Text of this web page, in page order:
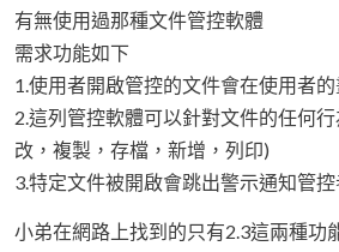
有無使用過那種文件管控軟體
需求功能如下
1.使用者開啟管控的文件會在使用者
2.這列管控軟體可以針對文件的任何
改，複製，存檔，新增，列印)
3.特定文件被開啟會跳出警示通知管
小弟在網路上找到的只有2.3這兩種功